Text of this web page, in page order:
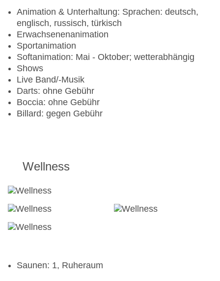
Animation & Unterhaltung: Sprachen: deutsch,
englisch, russisch, türkisch
Erwachsenenanimation
Sportanimation
Softanimation: Mai - Oktober; wetterabhängig
Shows
Live Band/-Musik
Darts: ohne Gebühr
Boccia: ohne Gebühr
Billard: gegen Gebühr
Wellness
Saunen: 1, Ruheraum